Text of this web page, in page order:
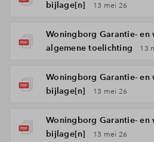
bijlage[n]
13 mei 26
Woningborg Garantie- en
algemene toelichting
13
Woningborg Garantie- en
bijlage[n]
13 mei 26
Woningborg Garantie- en
bijlage[n]
13 mei 26